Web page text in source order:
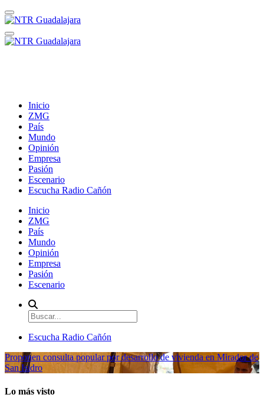
Inicio
ZMG
País
Mundo
Opinión
Empresa
Pasión
Escenario
Escucha Radio Cañón
Inicio
ZMG
País
Mundo
Opinión
Empresa
Pasión
Escenario
Escucha Radio Cañón
Proponen consulta popular por desarrollo de vivienda en Mirador de
San Isidro
Lo más visto